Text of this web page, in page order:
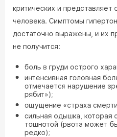
критических и представляет
человека. Симптомы
достаточно выражены, и их
не получится:
боль в груди острого
интенсивная головная
отмечается нарушение
рябит»);
ощущение «страха
сильная одышка, которая
тошнотой (рвота может
редко);